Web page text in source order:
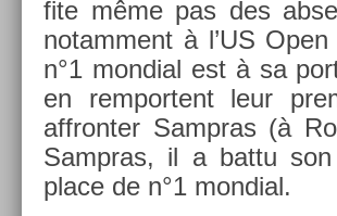
fite même pas des
notam­ment à l’US
n°1 mon­di­al est à sa
en re­mpor­tent leur
affront­er Sampras (à
Sampras, il a battu
place de n°1 mon­di­al.